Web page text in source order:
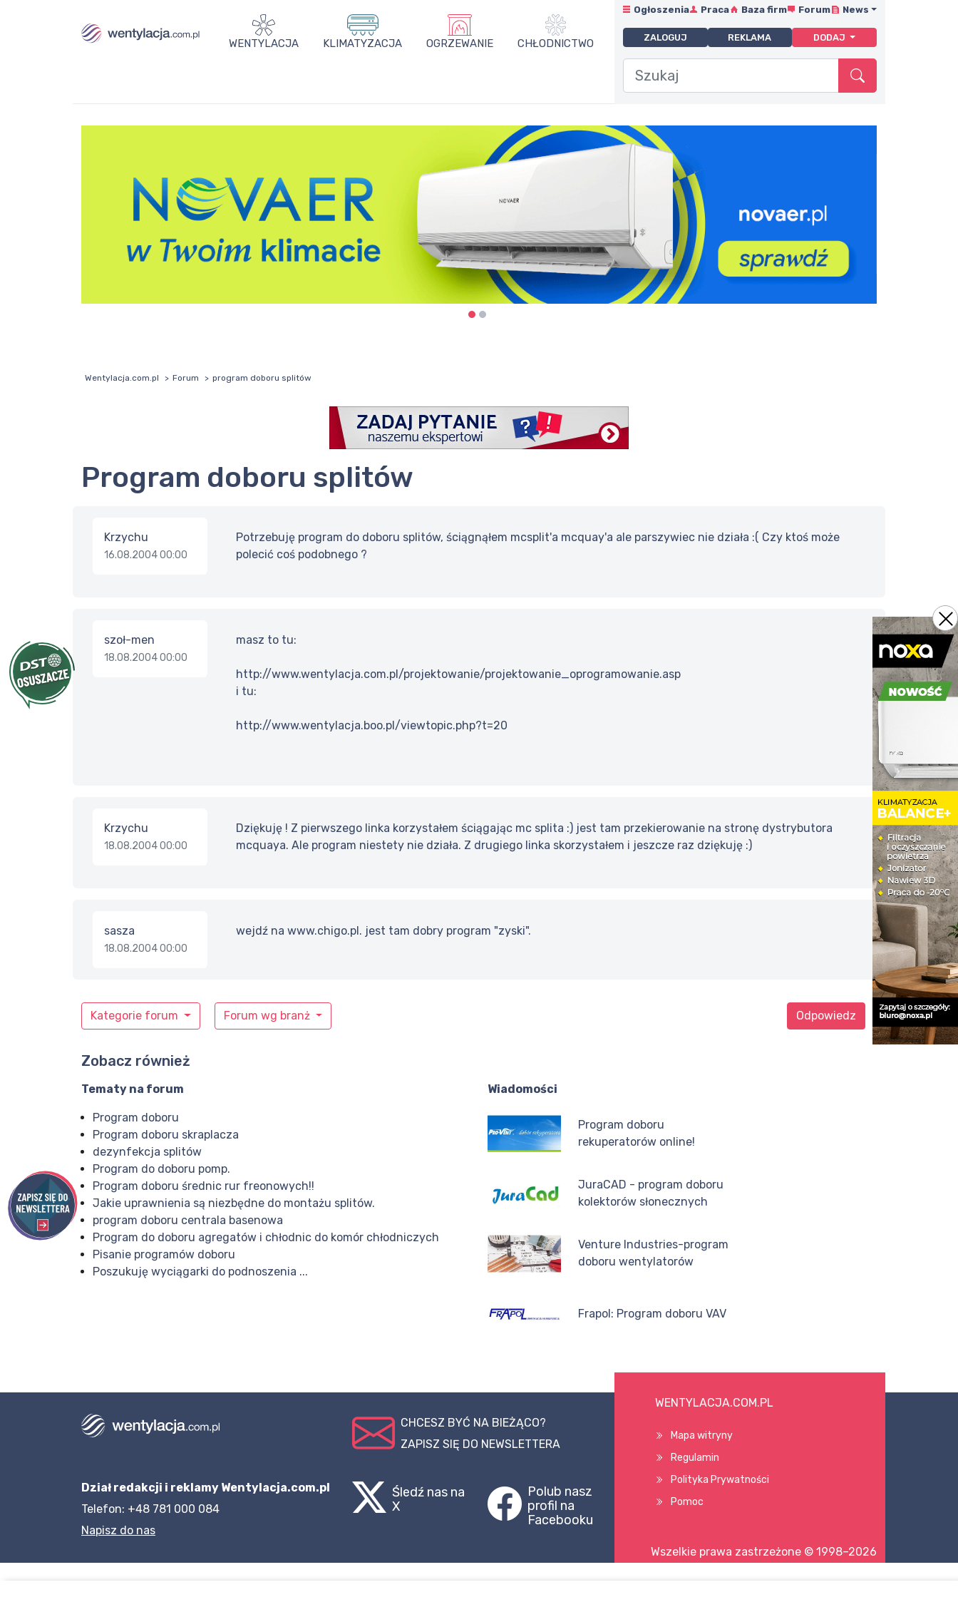
WENTYLACJA KLIMATYZACJA OGRZEWANIE CHŁODNICTWO
Ogłoszenia Praca Baza firm Forum News
ZALOGUJ REKLAMA DODAJ
Wentylacja.com.pl Forum program doboru splitów
program doboru splitów
Krzychu
16.08.2004 00:00
Potrzebuję program do doboru splitów, ściągnąłem mcsplit'a mcquay'a ale parszywiec nie działa :( Czy ktoś może
polecić coś podobnego ?
szoł-men
18.08.2004 00:00
masz to tu:
http://www.wentylacja.com.pl/projektowanie/projektowanie_oprogramowanie.asp
i tu:
http://www.wentylacja.boo.pl/viewtopic.php?t=20
Krzychu
18.08.2004 00:00
Dziękuję ! Z pierwszego linka korzystałem ściągając mc splita :) jest tam przekierowanie na stronę dystrybutora
mcquaya. Ale program niestety nie działa. Z drugiego linka skorzystałem i jeszcze raz dziękuję :)
sasza
18.08.2004 00:00
wejdź na www.chigo.pl. jest tam dobry program "zyski".
Kategorie forum Forum wg branż Odpowiedz
Zobacz również
Tematy na forum
Program doboru
Program doboru skraplacza
dezynfekcja splitów
Program do doboru pomp.
Program doboru średnic rur freonowych!!
Jakie uprawnienia są niezbędne do montażu splitów.
program doboru centrala basenowa
Program do doboru agregatów i chłodnic do komór chłodniczych
Pisanie programów doboru
Poszukuję wyciągarki do podnoszenia ...
Wiadomości
Program doboru
rekuperatorów online!
JuraCAD - program doboru
kolektorów słonecznych
Venture Industries-program
doboru wentylatorów
Frapol: Program doboru VAV
CHCESZ BYĆ NA BIEŻĄCO?
ZAPISZ SIĘ DO NEWSLETTERA
Dział redakcji i reklamy Wentylacja.com.pl
Telefon: +48 781 000 084
Napisz do nas
Śledź nas na
X
Polub nasz
profil na
Facebooku
WENTYLACJA.COM.PL
Mapa witryny
Regulamin
Polityka Prywatności
Pomoc
Wszelkie prawa zastrzeżone © 1998–2026